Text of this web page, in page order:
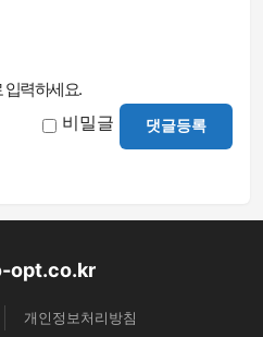
입력하세요.
비밀글 댓글등록
opt.co.kr
개인정보처리방침